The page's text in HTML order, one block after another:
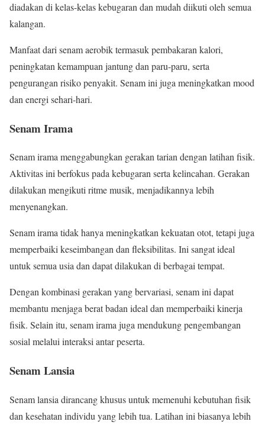
diadakan di kelas-kelas kebugaran dan mudah diikuti oleh semua
kalangan.
Manfaat dari senam aerobik termasuk pembakaran kalori,
peningkatan kemampuan jantung dan paru-paru, serta
pengurangan risiko penyakit. Senam ini juga meningkatkan mood
dan energi sehari-hari.
Senam Irama
Senam irama menggabungkan gerakan tarian dengan latihan fisik.
Aktivitas ini berfokus pada kebugaran serta kelincahan. Gerakan
dilakukan mengikuti ritme musik, menjadikannya lebih
menyenangkan.
Senam irama tidak hanya meningkatkan kekuatan otot, tetapi juga
memperbaiki keseimbangan dan fleksibilitas. Ini sangat ideal
untuk semua usia dan dapat dilakukan di berbagai tempat.
Dengan kombinasi gerakan yang bervariasi, senam ini dapat
membantu menjaga berat badan ideal dan memperbaiki kinerja
fisik. Selain itu, senam irama juga mendukung pengembangan
sosial melalui interaksi antar peserta.
Senam Lansia
Senam lansia dirancang khusus untuk memenuhi kebutuhan fisik
dan kesehatan individu yang lebih tua. Latihan ini biasanya lebih